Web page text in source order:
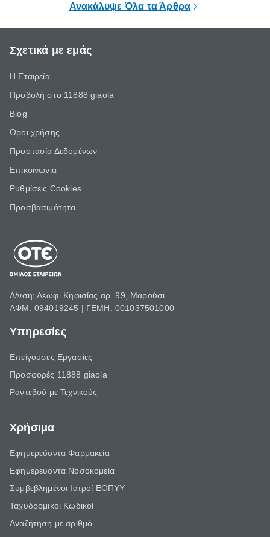
Ανακάλυψε Όλα τα Άρθρα
Σχετικά με εμάς
Η Εταιρεία
Προβολή στο 11888 giaola
Blog
Όροι χρήσης
Προστασία Δεδομένων
Επικοινωνία
Ρυθμίσεις Cookies
Προσβασιμότητα
Δ/νση: Λεωφ. Κηφισίας αρ. 99, Μαρούσι
ΑΦΜ: 094019245 | ΓΕΜΗ: 001037501000
Υπηρεσίες
Επείγουσες Εργασίες
Προσφορές 11888 giaola
Ραντεβού με Τεχνικούς
Χρήσιμα
Εφημερεύοντα Φαρμακεία
Εφημερεύοντα Νοσοκομεία
Συμβεβλημένοι Ιατροί ΕΟΠΥΥ
Ταχυδρομικοί Κωδικοί
Αναζήτηση με αριθμό